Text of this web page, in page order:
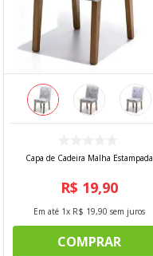
Capa de Cadeira Malha Estampada
R$ 19,90
Em até 1x R$ 19,90 sem juros
COMPRAR